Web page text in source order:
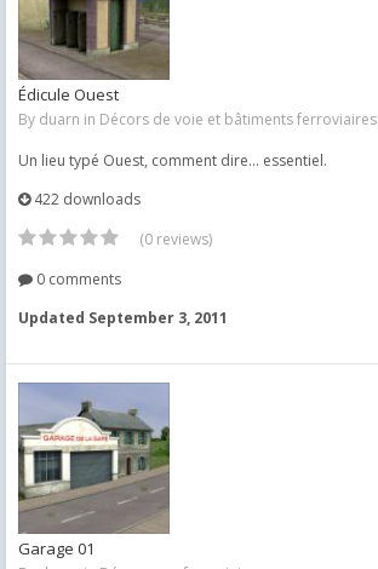
Édicule Ouest
By duarn in Décors de voie et bâtiments ferroviaires
Un lieu typé Ouest, comment dire... essentiel.
422 downloads
(0 reviews)
0 comments
Updated September 3, 2011
Garage 01